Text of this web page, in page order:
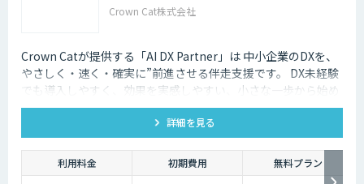
Crown Cat株式会社
Crown Catが提供する「AI DX Partner」は 中小企業のDXを、
やさしく・速く・確実に”前進させる伴走支援です。 DX未経験
でも導入しやすく、効果を実感しやすい、小さな一歩から始め
るDX支援サービスです。 AI DX Partnerは、大手企業のDX支援
で培ったノウハウをベースに、 地方・中小企業のための“現実
的なDX”を設計・実装・運用まで一貫して支援いたします。 私
たちは、コンサル×開発×AIの力で、現場に寄り添った 『ちょ
うどいいDX』を実現します。
詳細を見る
利用料金 初期費用 無料プラン